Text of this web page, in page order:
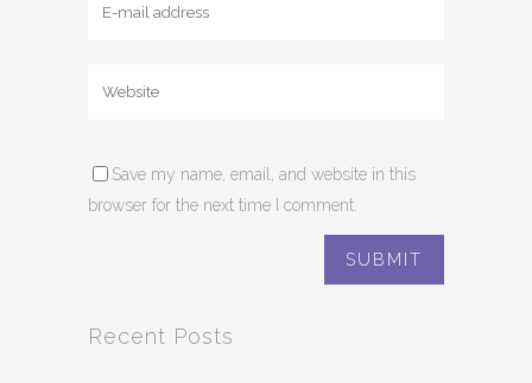
Save my name, email, and website in this
browser for the next time I comment.
Recent Posts